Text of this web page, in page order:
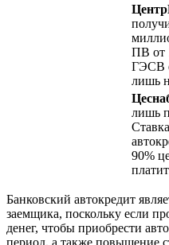
ПВ от
ГЭСВ
лишь
лишь
90%
Банковский автокредит
заемщика, поскольку если
денег, чтобы приобрести